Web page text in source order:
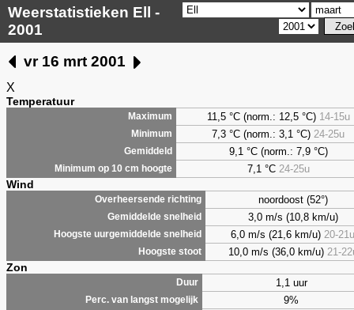
Weerstatistieken Ell -
2001
vr 16 mrt 2001
X
Temperatuur
Maximum 11,5 °C (norm.: 12,5 °C) 14-15u
Minimum 7,3 °C (norm.: 3,1 °C) 24-25u
Gemiddeld 9,1 °C (norm.: 7,9 °C)
Minimum op 10 cm hoogte 7,1 °C 24-25u
Wind
Overheersende richting noordoost (52°)
Gemiddelde snelheid 3,0 m/s (10,8 km/u)
Hoogste uurgemiddelde snelheid 6,0 m/s (21,6 km/u) 20-21u
Hoogste stoot 10,0 m/s (36,0 km/u) 21-
Zon
Duur 1,1 uur
Perc. van langst mogelijk 9%